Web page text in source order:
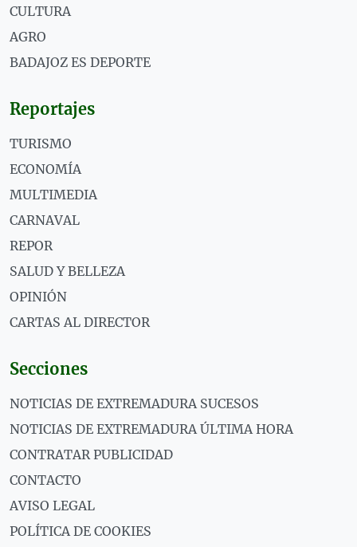
CULTURA
AGRO
BADAJOZ ES DEPORTE
Reportajes
TURISMO
ECONOMÍA
MULTIMEDIA
CARNAVAL
REPOR
SALUD Y BELLEZA
OPINIÓN
CARTAS AL DIRECTOR
Secciones
NOTICIAS DE EXTREMADURA SUCESOS
NOTICIAS DE EXTREMADURA ÚLTIMA HORA
CONTRATAR PUBLICIDAD
CONTACTO
AVISO LEGAL
POLÍTICA DE COOKIES